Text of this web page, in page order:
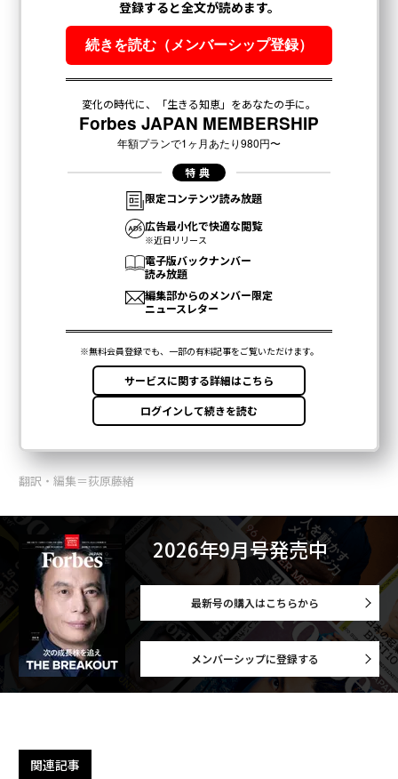
2026年9月号発売中
最新号の購入はこちらから
メンバーシップに登録する
まるで悪夢 生成AIが生み出すミーム動画が人気
生成AIはクリエイティブな仕事を奪うのか？ 先走った結論はやめよう
大量の電力を消費する「AI」で世界はエネルギー危機に
レコード大手3社が音楽生成AIのスタートアップを提訴、著作権侵害で
生成
タグ：
OpenAI 広告
生成AI
子ども/未成年
クリエイティブ Sora
advertisement
無料のメールマガジンに登録